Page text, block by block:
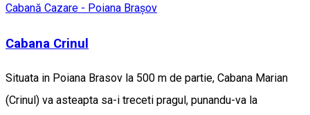
Cabană Cazare - Poiana Brașov
Cabana Crinul
Situata in Poiana Brasov la 500 m de partie, Cabana Marian
(Crinul) va asteapta sa-i treceti pragul, punandu-va la